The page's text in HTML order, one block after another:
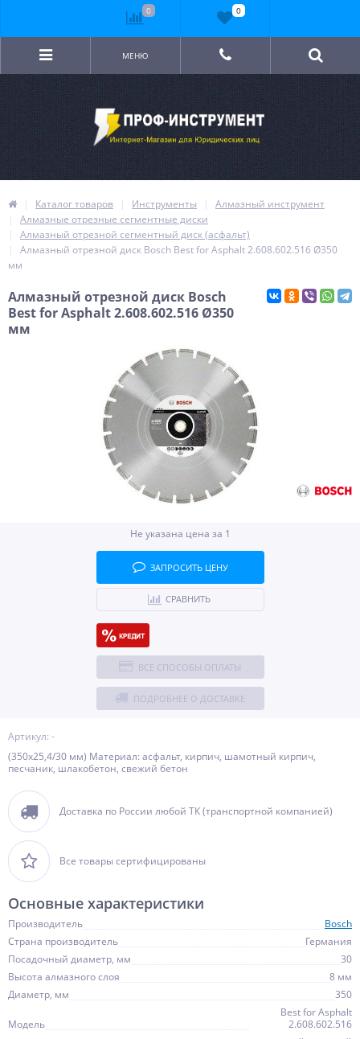
МЕНЮ
Каталог товаров Инструменты
Алмазный инструмент
Алмазные отрезные сегментные диски
Алмазный отрезной сегментный диск (асфальт)
Алмазный отрезной диск Bosch Best for Asphalt 2.608.602.516 Ø350
мм
Алмазный отрезной диск Bosch
Best for Asphalt 2.608.602.516 Ø350
мм
Артикул: -
(350х25,4/30 мм) Материал: асфальт, кирпич, шамотный кирпич,
песчаник, шлакобетон, свежий бетон
Доставка по России любой ТК (транспортной компанией)
Все товары сертифицированы
Не указана цена за 1
ЗАПРОСИТЬ ЦЕНУ
СРАВНИТЬ
ВСЕ СПОСОБЫ ОПЛАТЫ
ПОДРОБНЕЕ О ДОСТАВКЕ
Основные характеристики
Производитель
Bosch
Страна производитель
Германия
Посадочный диаметр, мм
30
Высота алмазного слоя
8 мм
Диаметр, мм
350
Модель
Best for Asphalt
2.608.602.516
0 0